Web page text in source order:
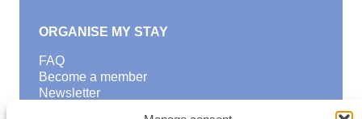
ORGANISE MY STAY
FAQ
Become a member
Newsletter